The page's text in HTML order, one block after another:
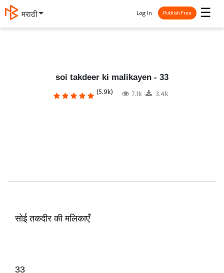
मराठी ☰
Log In Publish Free
soi takdeer ki malikayen - 33
(5.9k) 7.1k 3.4k
सोई तकदीर की मलिकाएँ
33